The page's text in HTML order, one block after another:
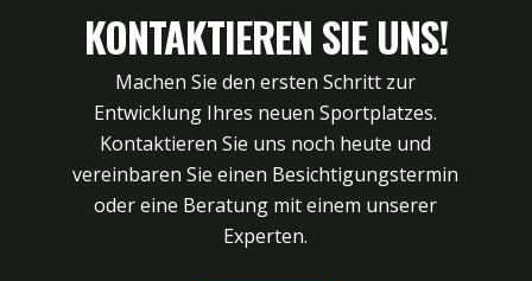
KONTAKTIEREN SIE UNS!
Machen Sie den ersten Schritt zur
Entwicklung Ihres neuen Sportplatzes.
Kontaktieren Sie uns noch heute und
vereinbaren Sie einen Besichtigungstermin
oder eine Beratung mit einem unserer
Experten.